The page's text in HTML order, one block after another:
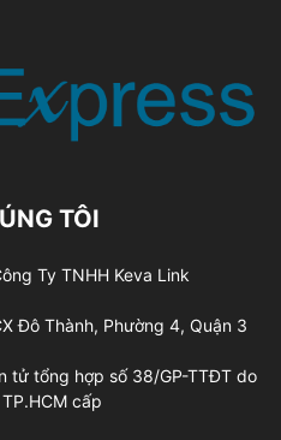
TÔI
Ty TNHH Keva Link
Đô Thành, Phường 4, Quận 3
tử tổng hợp số 38/GP-TTĐT do
cấp